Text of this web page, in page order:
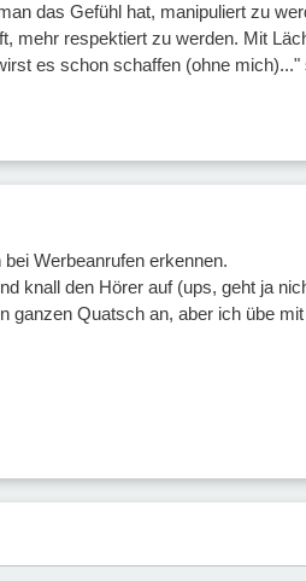
das Gefühl hat, manipuliert zu
mehr respektiert zu werden. Mit
es schon schaffen (ohne
Werbeanrufen erkennen.
knall den Hörer auf (ups, geht ja
ganzen Quatsch an, aber ich übe